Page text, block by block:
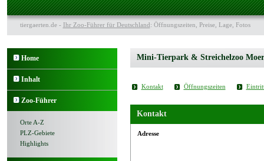
tiergaerten.de - Ihr Zoo-Führer für Deutschland: Öffnungszeiten, Preise, Lage, Fotos
Home
Inhalt
Zoo-Führer
Orte A-Z
PLZ-Gebiete
Highlights
Mini-Tierpark & Streichelzoo
Kontakt Öffnungszeiten
Kontakt
Adresse